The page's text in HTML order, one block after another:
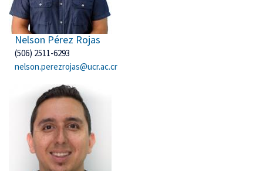
Nelson Pérez Rojas
(506) 2511-6293
nelson.perezrojas@ucr.ac.cr